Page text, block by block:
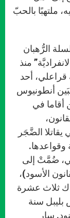
فيه، ملتهبًا بالحبّ
الرُّهبان
منذ
قراعلي، أحد
أنطونيوس
أقاما في
الضَّجَر
وقواعدها.
ضُمَّتْ إلى
بالقانون الأسود)،
ثلاث عشرة
بليبل سنة
سار